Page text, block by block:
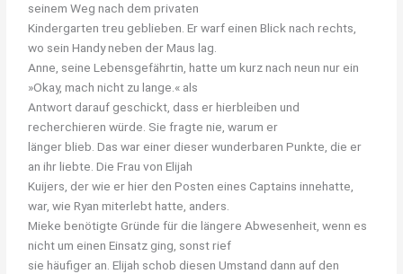
seinem Weg nach dem privaten
Kindergarten treu geblieben. Er warf einen Blick nach rechts,
wo sein Handy neben der Maus lag.
Anne, seine Lebensgefährtin, hatte um kurz nach neun nur ein
»Okay, mach nicht zu lange.« als
Antwort darauf geschickt, dass er hierbleiben und
recherchieren würde. Sie fragte nie, warum er
länger blieb. Das war einer dieser wunderbaren Punkte, die er
an ihr liebte. Die Frau von Elijah
Kuijers, der wie er hier den Posten eines Captains innehatte,
war, wie Ryan miterlebt hatte, anders.
Mieke benötigte Gründe für die längere Abwesenheit, wenn es
nicht um einen Einsatz ging, sonst rief
sie häufiger an. Elijah schob diesen Umstand dann auf den